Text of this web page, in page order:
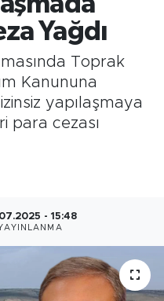
Yağdı
Toprak
Kanununa
yapılaşmaya
para cezası
- 15:48